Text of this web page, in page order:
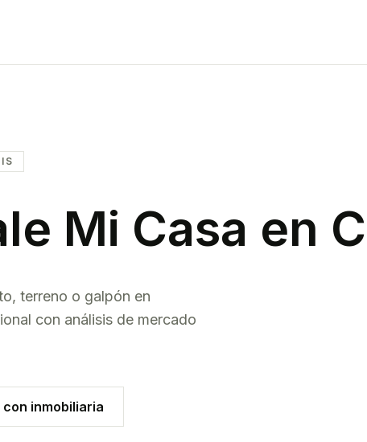
Mi Casa en
terreno o galpón en
con análisis de mercado
inmobiliaria